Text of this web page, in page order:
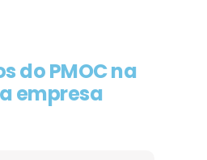
do PMOC na
empresa